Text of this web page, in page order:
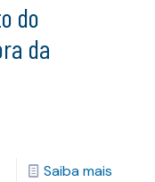
do
da
Saiba mais